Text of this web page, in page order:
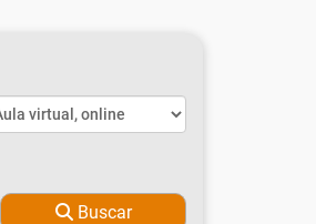
Buscar